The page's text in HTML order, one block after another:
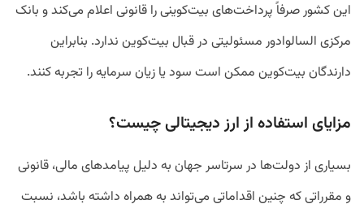
این کشور صرفاً پرداخت‌های بیت‌کوینی را قانونی اعلام می‌کند و بانک
مرکزی السالوادور مسئولیتی در قبال بیت‌کوین ندارد. بنابراین
دارندگان بیت‌کوین ممکن است سود یا زیان سرمایه را تجربه کنند.
مزایای استفاده از ارز دیجیتالی چیست؟
بسیاری از دولت‌ها در سرتاسر جهان به دلیل پیامدهای مالی، قانونی
و مقرراتی که چنین اقداماتی می‌تواند به همراه داشته باشد، نسبت